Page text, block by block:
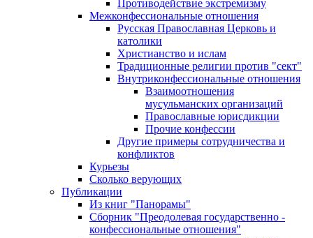
Противодействие экстремизму
Межконфессиональные отношения
Русская Православная Церковь и
католики
Христианство и ислам
Традиционные религии против "сект"
Внутриконфессиональные отношения
Взаимоотношения
мусульманских организаций
Православные юрисдикции
Прочие конфессии
Другие примеры сотрудничества и
конфликтов
Курьезы
Сколько верующих
Публикации
Из книг "Панорамы"
Сборник "Преодолевая государственно -
конфессиональные отношения"